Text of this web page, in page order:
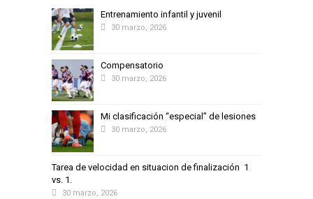
Entrenamiento infantil y juvenil
30 marzo, 2026
Compensatorio
30 marzo, 2026
Mi clasificación “especial” de lesiones
30 marzo, 2026
Tarea de velocidad en situacion de finalización 1
vs. 1.
30 marzo, 2026